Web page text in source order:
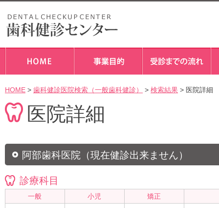
HOME > 歯科健診医院検索（一般歯科健診） > 検索結果 > 医院詳細
医院詳細
阿部歯科医院（現在健診出来ません）
診療科目
一般 小児 矯正